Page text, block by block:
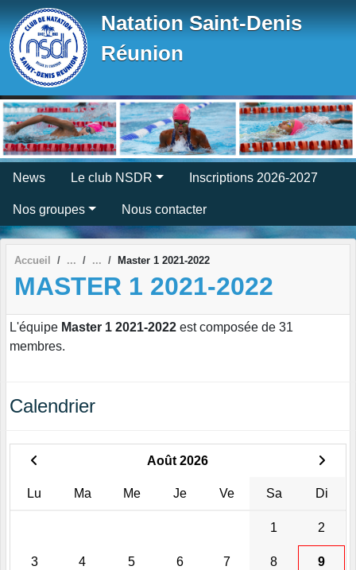
Natation Saint-Denis
Réunion
News Le club NSDR Inscriptions 2026-2027
Nos groupes Nous contacter
Accueil Master 1 2021-2022
MASTER 1 2021-2022
L'équipe Master 1 2021-2022 est composée de 31
membres.
Calendrier
Août 2026
Lu Ma Me Je Ve Sa Di
1 2
3 4 5 6 7 8 9
Panneau de gestion des cookies